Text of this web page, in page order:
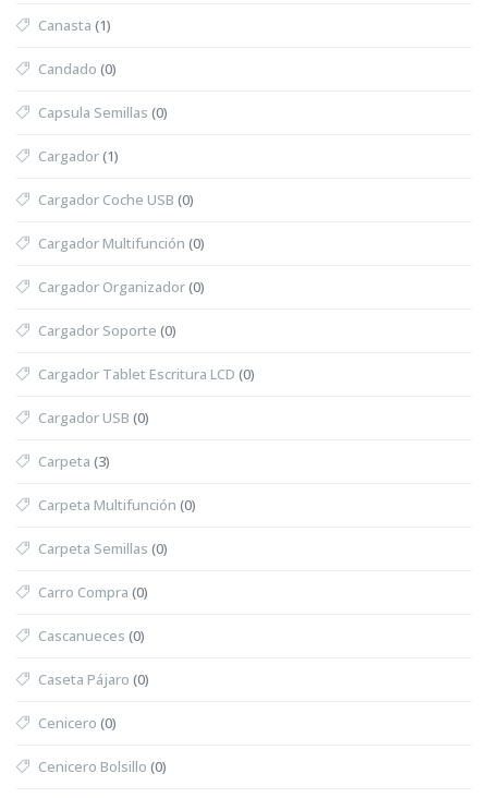
Canasta (1)
Candado (0)
Capsula Semillas (0)
Cargador(1)
Cargador Coche USB (0)
Cargador Multifunción (0)
Cargador Organizador(0)
Cargador Soporte (0)
Cargador Tablet Escritura LCD (0)
Cargador USB (0)
Carpeta (3)
Carpeta Multifunción (0)
Carpeta Semillas (0)
Carro Compra (0)
Cascanueces (0)
Caseta Pájaro (0)
Cenicero (0)
Cenicero Bolsillo (0)